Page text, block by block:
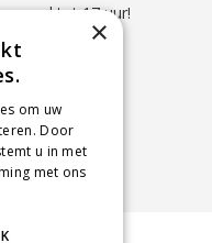
tot 17 uur!
×
om uw
Door
u in met
met ons